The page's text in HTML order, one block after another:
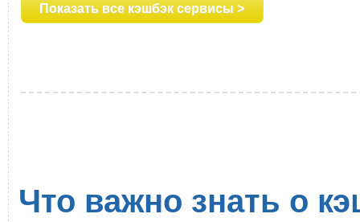
Показать все кэшбэк сервисы >
Что важно знать о